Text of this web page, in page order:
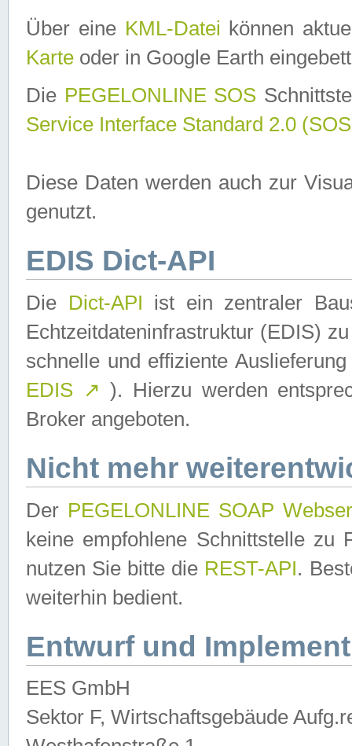
Über eine KML-Datei können
Karte oder in Google Earth
Die PEGELONLINE SOS
Service Interface Standard 2.0
Diese Daten werden auch zur
genutzt.
EDIS Dict-API
Die Dict-API ist ein zentraler
Echtzeitdateninfrastruktur (EDIS)
schnelle und effiziente
EDIS ↗ ). Hierzu werden
Broker angeboten.
Nicht mehr
Der PEGELONLINE SOAP
keine empfohlene Schnittstelle zu
nutzen Sie bitte die REST-API.
weiterhin bedient.
Entwurf und
EES GmbH
Sektor F, Wirtschaftsgebäude